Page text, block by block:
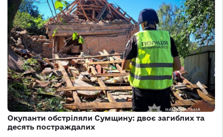
Окупанти обстріляли Сумщину: двоє загиблих та
десять постраждалих